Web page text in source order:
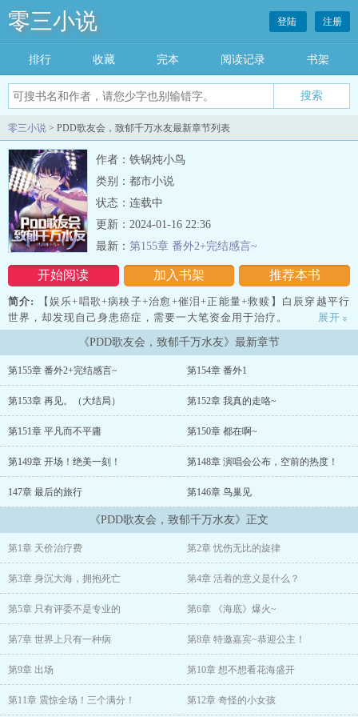
零三小说 登陆 注册
排行 收藏 完本 阅读记录 书架
零三小说 > PDD歌友会，致郁千万水友最新章节列表
作者：铁锅炖小鸟
类别：都市小说
状态：连载中
开始阅读 加入书架 推荐本书
更新：2024-01-16 22:36
最新： 第155章 番外2+完结感言~
简介:
【娱乐+唱歌+病秧子+治愈+催泪+正能量+救赎】白辰穿越平行
世界，却发现自己身患癌症，需要一大笔资金用于治疗。
这是正值pdd举办歌友会，不仅流量爆炸，还有巨额奖金！于是白辰
为了赚取医疗费，便加入了其中。
预选赛，一首《海底》，白辰让整个直播间都安静了下来，陷入了沉
思。
淘汰赛，一首《我用什么把你留住》，直接让千万网友泪洒直播间。
直到决赛，一首《送你一朵小红花》送给了一个特殊的小姑娘，直播
间的水友门得知背后的故事后，终于绷不住了。
猪FF：“这白辰到底经历了什么?”pdd：“我本来可以打一百分的，但
是我要扣两分，因为...他犯规了，唱的太好了！！！”寅老大：我已经
跪了。
众网友：白辰是懂刀子的。治愈三部曲《海底》《送你一朵小红花》
展开 »
《PDD歌友会，致郁千万水友》最新章节
第155章 番外2+完结感言~ 第154章 番外1
第153章 再见。（大结局） 第152章 我真的走咯~
第151章 平凡而不平庸 第150章 都在啊~
第149章 开场！绝美一刻！ 第148章 演唱会公布，空前的热度！
147章 最后的旅行 第146章 鸟巢见
《PDD歌友会，致郁千万水友》正文
第1章 天价治疗费 第2章 忧伤无比的旋律
第3章 身沉大海，拥抱死亡 第4章 活着的意义是什么？
第5章 只有评委不是专业的 第6章 《海底》爆火~
第7章 世界上只有一种病 第8章 特邀嘉宾~恭迎公主！
第9章 出场 第10章 想不想看花海盛开
第11章 震惊全场！三个满分！ 第12章 奇怪的小女孩